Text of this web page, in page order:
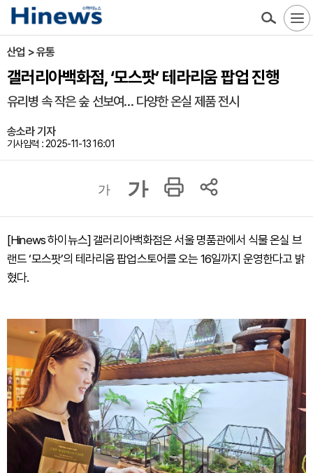
산업 > 유통
갤러리아백화점, ‘모스팟’ 테라리움 팝업 진행
유리병 속 작은 숲 선보여… 다양한 온실 제품 전시
송소라 기자
기사입력 : 2025-11-13 16:01
가 가
[Hinews 하이뉴스] 갤러리아백화점은 서울 명품관에서 식물 온실 브
랜드 ‘모스팟’의 테라리움 팝업스토어를 오는 16일까지 운영한다고 밝
혔다.